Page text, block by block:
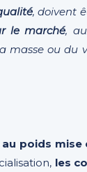
, doivent
le marché,
masse ou
poids
les